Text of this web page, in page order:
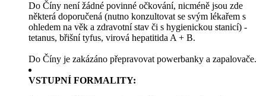
Do Číny není žádné povinné očkování, nicméně jsou zde
některá doporučená (nutno konzultovat se svým lékařem s
ohledem na věk a zdravotní stav či s hygienickou stanicí) -
tetanus, břišní tyfus, virová hepatitida A + B.
Do Číny je zakázáno přepravovat powerbanky a zapalovače.
VSTUPNÍ FORMALITY: